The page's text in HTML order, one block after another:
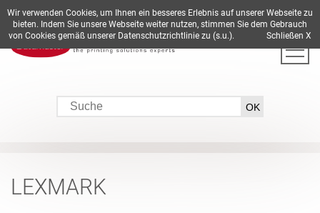
DE EN ES FR IT
LEXMARK
Wir verwenden Cookies, um Ihnen ein besseres Erlebnis auf unserer Webseite zu
bieten. Indem Sie unsere Webseite weiter nutzen, stimmen Sie dem Gebrauch
von Cookies gemäß unserer Datenschutzrichtlinie zu (s.u.). Schließen X